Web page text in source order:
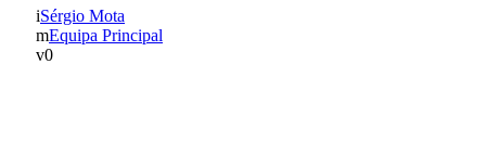
Sérgio Mota
Equipa Principal
0